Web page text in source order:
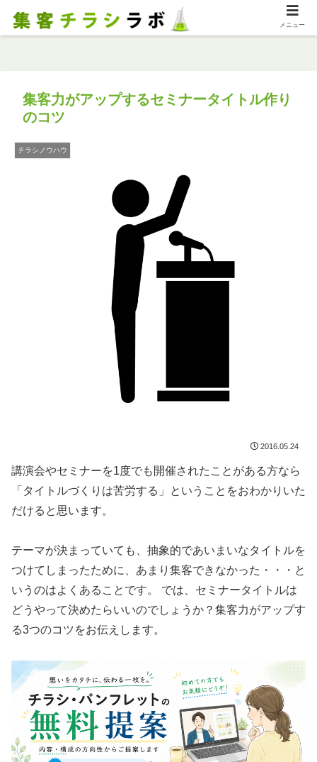
集客力がアップするセミナータイトル作り
のコツ
チラシノウハウ
2016.05.24
講演会やセミナーを1度でも開催されたことがある方なら
「タイトルづくりは苦労する」ということをおわかりいた
だけると思います。
テーマが決まっていても、抽象的であいまいなタイトルを
つけてしまったために、あまり集客できなかった・・・と
いうのはよくあることです。 では、セミナータイトルは
どうやって決めたらいいのでしょうか？集客力がアップす
る3つのコツをお伝えします。
メニュー